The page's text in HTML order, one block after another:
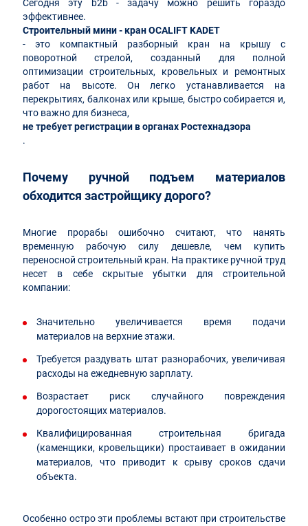
Сегодня эту b2b - задачу можно решить гораздо
эффективнее.
Строительный мини - кран OCALIFT KADET
- это компактный разборный кран на крышу с
поворотной стрелой, созданный для полной
оптимизации строительных, кровельных и ремонтных
работ на высоте. Он легко устанавливается на
перекрытиях, балконах или крыше, быстро собирается и,
что важно для бизнеса,
не требует регистрации в органах Ростехнадзора
.
Почему ручной подъем материалов
обходится застройщику дорого?
Многие прорабы ошибочно считают, что нанять
временную рабочую силу дешевле, чем купить
переносной строительный кран. На практике ручной труд
несет в себе скрытые убытки для строительной
компании:
Значительно увеличивается время подачи
материалов на верхние этажи.
Требуется раздувать штат разнорабочих, увеличивая
расходы на ежедневную зарплату.
Возрастает риск случайного повреждения
дорогостоящих материалов.
Квалифицированная строительная бригада
(каменщики, кровельщики) простаивает в ожидании
материалов, что приводит к срыву сроков сдачи
объекта.
Особенно остро эти проблемы встают при строительстве